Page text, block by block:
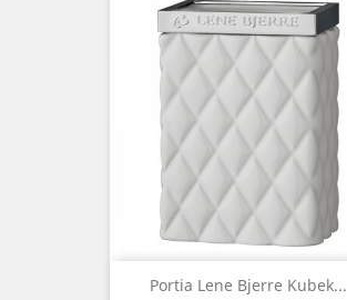
Portia Lene Bjerre Kubek...